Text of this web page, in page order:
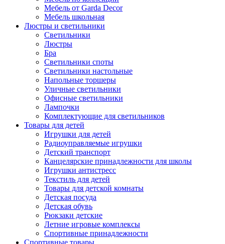
Мебель от Garda Decor
Мебель школьная
Люстры и светильники
Светильники
Люстры
Бра
Светильники споты
Светильники настольные
Напольные торшеры
Уличные светильники
Офисные светильники
Лампочки
Комплектующие для светильников
Товары для детей
Игрушки для детей
Радиоуправляемые игрушки
Детский транспорт
Канцелярские принадлежности для школы
Игрушки антистресс
Текстиль для детей
Товары для детской комнаты
Детская посуда
Детская обувь
Рюкзаки детские
Летние игровые комплексы
Спортивные принадлежности
Спортивные товары